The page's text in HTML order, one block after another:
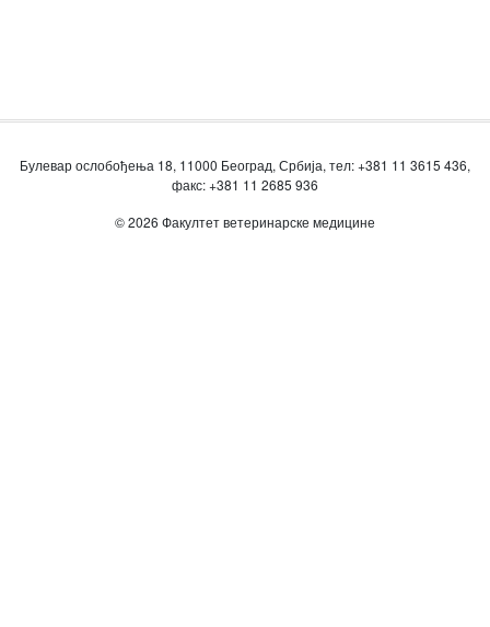
Булевар ослобођења 18, 11000 Београд, Србија, тел: +381 11 3615 436,
факс: +381 11 2685 936
© 2026 Факултет ветеринарске медицине